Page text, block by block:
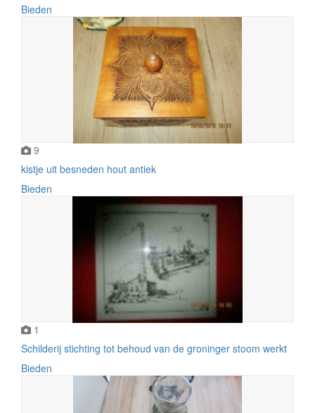
Bieden
9
kistje uit besneden hout antiek
Bieden
1
Schilderij stichting tot behoud van de groninger stoom werkt
Bieden